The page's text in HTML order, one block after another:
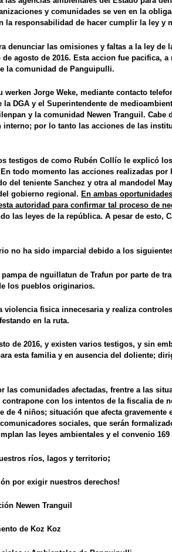
y comunidades se ven en la
responsabilidad de hacer cumplir la ley y
las omisiones y faltas a la ley de
agosto de 2016. Esta accion fue pacifica, a
la comunidad de Panguipulli.
werken Jorge Weke, mediante contacto
DGA y el Superintendente de
y la comunidad Newen Tranguil. Cabe
por lo tanto las acciones de las
testigos de como Rubén Collío le explicó
En todo momento las acciones realizadas
del teniente Sanchez y otra al mandodel
gobierno regional. En ambas
autoridad para confirmar tal proceso de
las leyes de la república. A pesar de esto,
no ha sido imparcial debido a los
de nguillatun de Trafun por parte de
los pueblos originarios.
fisica innecesaria y realiza
en la ruta.
de 2016, y existen varios testigos, y sin
esta familia y en ausencia del doliente;
las comunidades afectadas, frentre a las
contrapone con los intentos de la fiscalia de
de 4 niños; situación que afecta
sociales, que serán
las leyes ambientales y el convenio
ríos, lagos y territorio;
por exigir nuestros derechos!
Newen Tranguil
de Koz Koz